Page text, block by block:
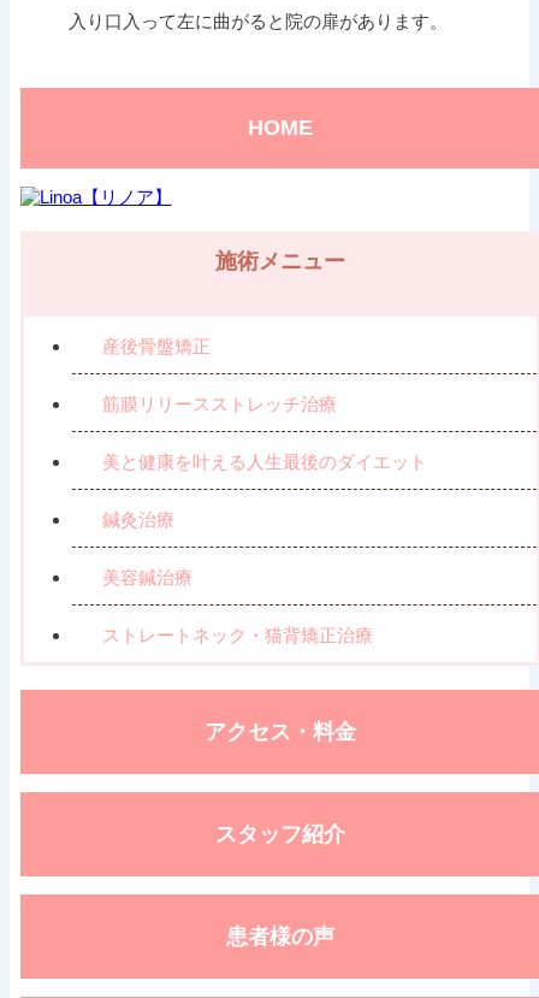
入り口入って左に曲がると院の扉があります。
HOME
施術メニュー
産後骨盤矯正
筋膜リリースストレッチ治療
美と健康を叶える人生最後のダイエット
鍼灸治療
美容鍼治療
ストレートネック・猫背矯正治療
アクセス・料金
スタッフ紹介
患者様の声